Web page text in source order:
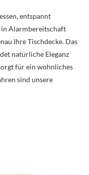
entspannt
in Alarmbereitschaft
Ihre Tischdecke. Das
natürliche Eleganz
für ein wohnliches
sind unsere